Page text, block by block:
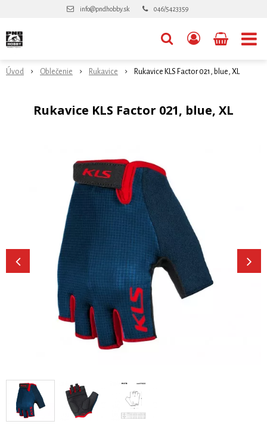
info@pndhobby.sk 046/5423359
Úvod Oblečenie Rukavice Rukavice KLS Factor 021, blue, XL
Rukavice KLS Factor 021, blue, XL